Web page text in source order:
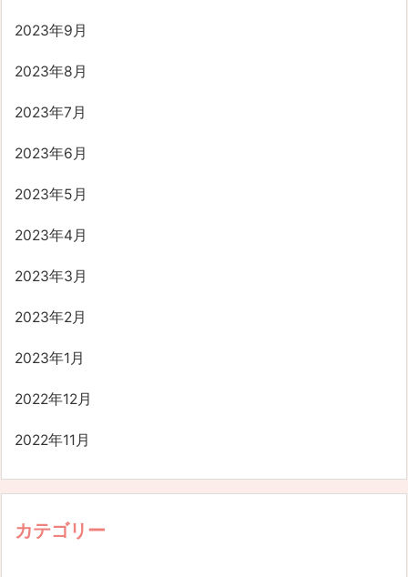
2023年9月
2023年8月
2023年7月
2023年6月
2023年5月
2023年4月
2023年3月
2023年2月
2023年1月
2022年12月
2022年11月
カテゴリー